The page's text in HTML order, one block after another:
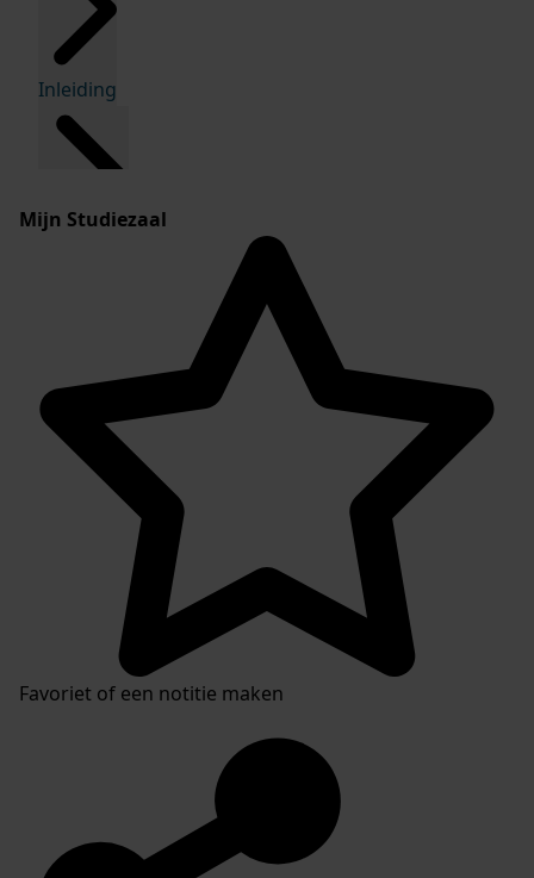
Inleiding
Mijn Studiezaal
Favoriet of een notitie maken